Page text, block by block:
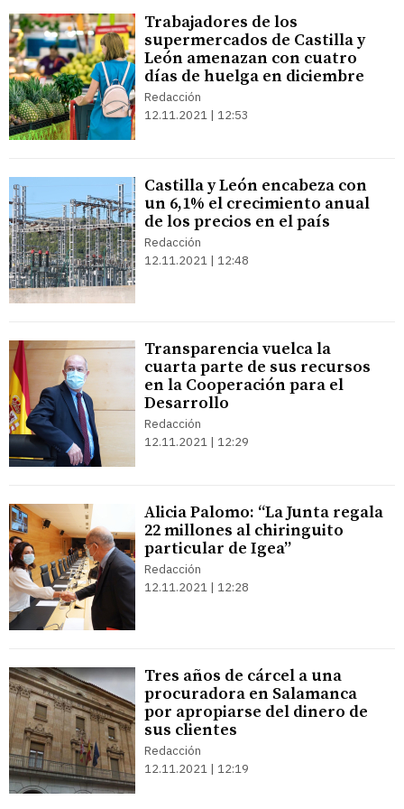
Trabajadores de los
supermercados de Castilla y
León amenazan con cuatro
días de huelga en diciembre
Redacción
12.11.2021 | 12:53
Castilla y León encabeza con
un 6,1% el crecimiento anual
de los precios en el país
Redacción
12.11.2021 | 12:48
Transparencia vuelca la
cuarta parte de sus recursos
en la Cooperación para el
Desarrollo
Redacción
12.11.2021 | 12:29
Alicia Palomo: “La Junta regala
22 millones al chiringuito
particular de Igea”
Redacción
12.11.2021 | 12:28
Tres años de cárcel a una
procuradora en Salamanca
por apropiarse del dinero de
sus clientes
Redacción
12.11.2021 | 12:19